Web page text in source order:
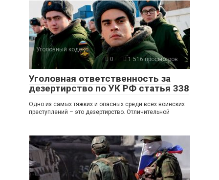
Уголовный кодекс
0
1 516 просмотров
Уголовная ответственность за
дезертирство по УК РФ статья 338
Одно из самых тяжких и опасных среди всех воинских
преступлений – это дезертирство. Отличительной